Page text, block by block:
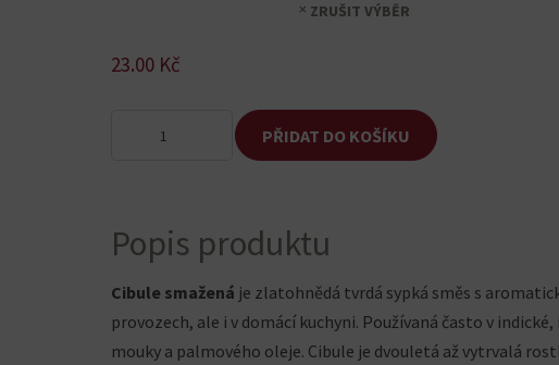
ZRUŠIT VÝBĚR
23.00 Kč
smažená
PŘIDAT DO KOŠÍKU
Popis produktu
Cibule smažená je zlatohnědá tvrdá sypká směs s
provozech, ale i v domácí kuchyni. Používaná často v
mouky a palmového oleje. Cibule je dvouletá až vytrvalá